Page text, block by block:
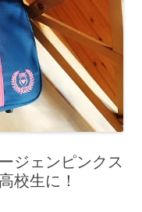
ジェンピンクス
校生に！